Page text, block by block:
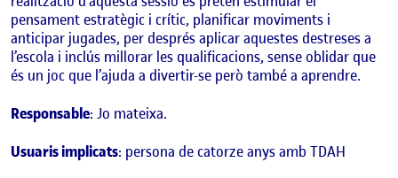
pensament estratègic i crític, planificar moviments i
anticipar jugades, per després aplicar aquestes destreses a
l’escola i inclús millorar les qualificacions, sense oblidar que
és un joc que l’ajuda a divertir-se però també a aprendre.
Responsable: Jo mateixa.
Usuaris implicats: persona de catorze anys amb TDAH